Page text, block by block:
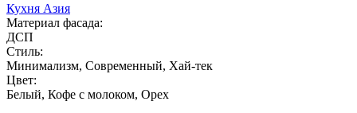
Кухня Азия
Материал фасада:
ДСП
Стиль:
Минимализм, Современный, Хай-тек
Цвет:
Белый, Кофе с молоком, Орех